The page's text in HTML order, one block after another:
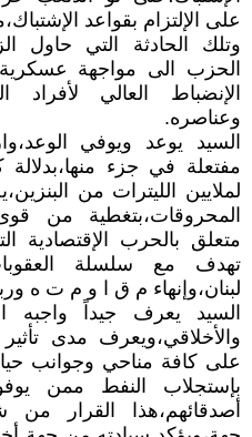
على الإلتزام بقواعد
وتلك الحادثة التي حاول
الحزب الى مواجهة
الإنضباط العالي
وعناصره.
السيد يوعد ويوفي
مفتعلة في جزء
لملايين الليترات من
المحروقات،بتغطية من
متعلق بالحرب الإقتصادية
تهدف مع سلسلة
لبنان،وإنهاء م ق ا و م ت ه
السيد يعرف جيداً واجبه
والأخلاقي،ويعرف مدى
على كافة مناحي وجوانب
بإستجلاب النفط ممن
أصدقائهم،هذا القرار